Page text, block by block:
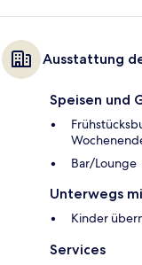
Ausstattung
Speisen und
Bar/Lounge
Unterwegs
Kinder
Services